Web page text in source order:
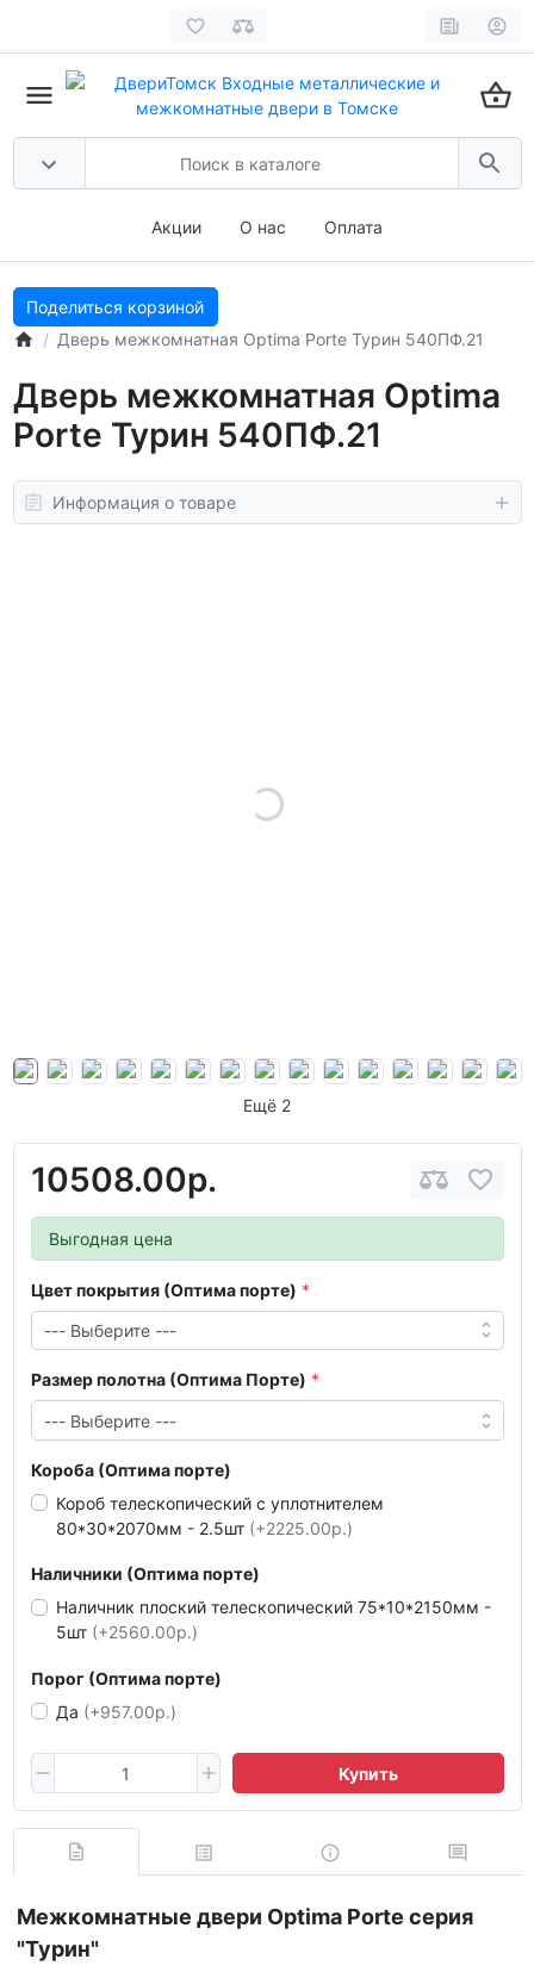
Акции О нас Оплата
Поделиться корзиной
Дверь межкомнатная Optima Porte Турин 540ПФ.21
Дверь межкомнатная Optima
Porte Турин 540ПФ.21
Информация о товаре
Ещё 2
10508.00р.
Выгодная цена
Цвет покрытия (Оптима порте)
Размер полотна (Оптима Порте)
Короба (Оптима порте)
Короб телескопический с уплотнителем
80*30*2070мм - 2.5шт (+2225.00р.)
Наличники (Оптима порте)
Наличник плоский телескопический 75*10*2150мм -
5шт (+2560.00р.)
Порог (Оптима порте)
Да (+957.00р.)
Купить
Межкомнатные двери Optima Porte серия
"Турин"